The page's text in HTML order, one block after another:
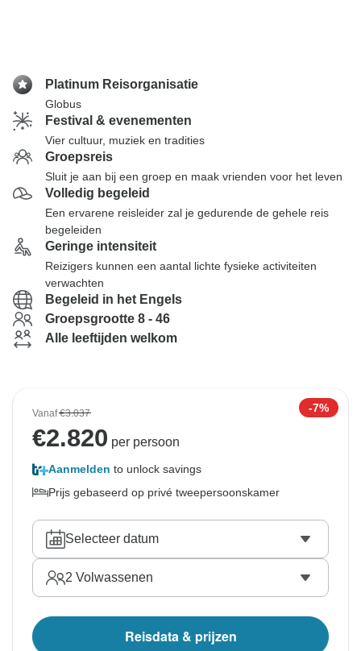
Platinum Reisorganisatie
Globus
Festival & evenementen
Vier cultuur, muziek en tradities
Groepsreis
Sluit je aan bij een groep en maak vrienden voor het leven
Volledig begeleid
Een ervarene reisleider zal je gedurende de gehele reis
begeleiden
Geringe intensiteit
Reizigers kunnen een aantal lichte fysieke activiteiten
verwachten
Begeleid in het Engels
Groepsgrootte 8 - 46
Alle leeftijden welkom
Vanaf€3.037 -7%
€2.820 per persoon
Aanmelden to unlock savings
Prijs gebaseerd op privé tweepersoonskamer
Selecteer datum
2 Volwassenen
Reisdata & prijzen